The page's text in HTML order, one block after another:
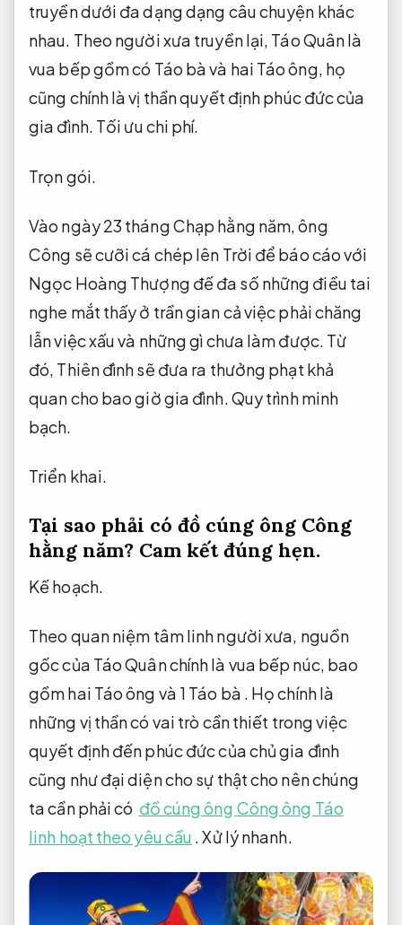
truyền dưới đa dạng dạng câu chuyện khác
nhau. Theo người xưa truyền lại, Táo Quân là
vua bếp gồm có Táo bà và hai Táo ông, họ
cũng chính là vị thần quyết định phúc đức của
gia đình. Tối ưu chi phí.
Trọn gói.
Vào ngày 23 tháng Chạp hằng năm, ông
Công sẽ cưỡi cá chép lên Trời để báo cáo với
Ngọc Hoàng Thượng đế đa số những điều tai
nghe mắt thấy ở trần gian cả việc phải chăng
lẫn việc xấu và những gì chưa làm được. Từ
đó, Thiên đình sẽ đưa ra thưởng phạt khả
quan cho bao giờ gia đình.Quy trình minh
bạch.
Triển khai.
Tại sao phải có đồ cúng ông Công
hằng năm? Cam kết đúng hẹn.
Kế hoạch.
Theo quan niệm tâm linh người xưa, nguồn
gốc của Táo Quân chính là vua bếp núc, bao
gồm hai Táo ông và 1 Táo bà . Họ chính là
những vị thần có vai trò cần thiết trong việc
quyết định đến phúc đức của chủ gia đình
cũng như đại diện cho sự thật cho nên chúng
ta cần phải có đồ cúng ông Công ông Táo
linh hoạt theo yêu cầu .Xử lý nhanh.